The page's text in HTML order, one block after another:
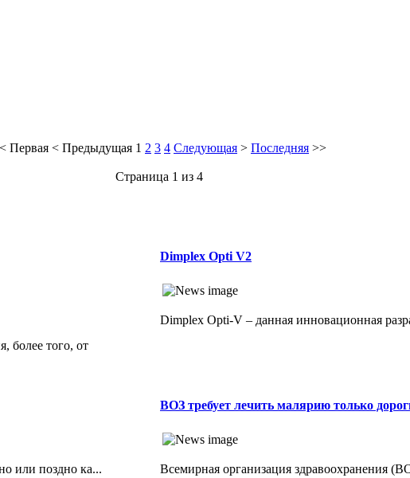
Первая < Предыдущая 1 2 3 4 Следующая > Последняя >>
Страница 1 из 4
более того, от
Dimplex Opti V2
Dimplex Opti-V – данная инновационная
или поздно ка...
ВОЗ требует лечить малярию только
Всемирная организация здравоохранения